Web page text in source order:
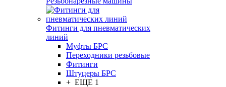
Фитинги для пневматических
линий
Муфты БРС
Переходники резьбовые
Фитинги
Штуцеры БРС
+ ЕЩЕ 1